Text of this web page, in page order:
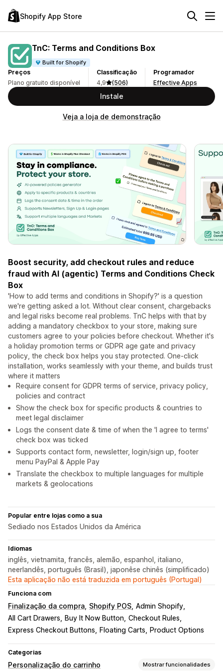
Shopify App Store
TnC: Terms and Conditions Box
Built for Shopify
Preços
Plano gratuito disponível
Classificação
4,9
(506)
Programador
Effective Apps
Instale
Veja a loja de demonstração
Boost security, add checkout rules and reduce
fraud with AI (agentic) Terms and Conditions Check
Box
'How to add terms and conditions in Shopify?' is a question
we're getting asked a lot. Without clear consent, chargebacks
and legal risks become real problems. TnC helps with that by
adding a mandatory checkbox to your store, making sure
customers agree to your policies before checkout. Whether it's
a holiday promotion terms or GDPR age gate and privacy
policy, the check box helps you stay protected. One-click
installation, works seamlessly with your theme, and builds trust
where it matters
Require consent for GDPR terms of service, privacy policy,
policies and contract
Show the check box for specific products & countries to
meet legal disclaimer
Logs the consent date & time of when the 'I agree to terms'
check box was ticked
Supports contact form, newsletter, login/sign up, footer
menu PayPal & Apple Pay
Translate the checkbox to multiple languages for multiple
markets & geolocations
Popular entre lojas como a sua
Sediado nos Estados Unidos da América
Idiomas
inglês, vietnamita, francês, alemão, espanhol, italiano,
neerlandês, português (Brasil), japonêse chinês (simplificado)
Esta aplicação não está traduzida em português (Portugal)
Funciona com
Finalização da compra Shopify POS Admin Shopify
All Cart Drawers
Buy It Now Button Checkout Rules
Express Checkout Buttons
Floating Carts Product Options
Categorias
Personalização do carrinho Mostrar funcionalidades